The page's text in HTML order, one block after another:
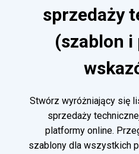
sprzedaży
(szablon i
Stwórz wyróżniający się
sprzedaży
platformy online.
szablony dla wszystkich